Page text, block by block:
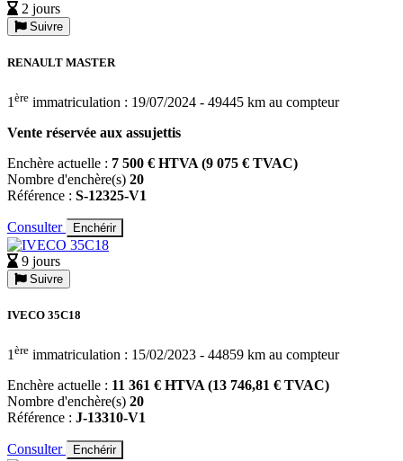
2 jours
Suivre
RENAULT MASTER
1 ère immatriculation : 19/07/2024 - 49445 km au compteur
Vente réservée aux assujettis
Enchère actuelle : 7 500 € HTVA (9 075 € TVAC)
Nombre d'enchère(s) 20
Référence : S-12325-V1
Consulter Enchérir
9 jours
Suivre
IVECO 35C18
1 ère immatriculation : 15/02/2023 - 44859 km au compteur
Enchère actuelle : 11 361 € HTVA (13 746,81 € TVAC)
Nombre d'enchère(s) 20
Référence : J-13310-V1
Consulter Enchérir